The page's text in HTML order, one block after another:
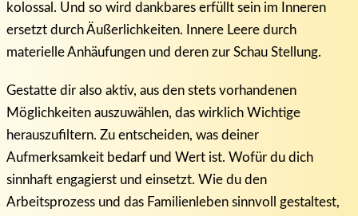
kolossal. Und so wird dankbares erfüllt sein im Inneren
ersetzt durch Äußerlichkeiten. Innere Leere durch
materielle Anhäufungen und deren zur Schau Stellung.
Gestatte dir also aktiv, aus den stets vorhandenen
Möglichkeiten auszuwählen, das wirklich Wichtige
herauszufiltern. Zu entscheiden, was deiner
Aufmerksamkeit bedarf und Wert ist. Wofür du dich
sinnhaft engagierst und einsetzt. Wie du den
Arbeitsprozess und das Familienleben sinnvoll gestaltest,